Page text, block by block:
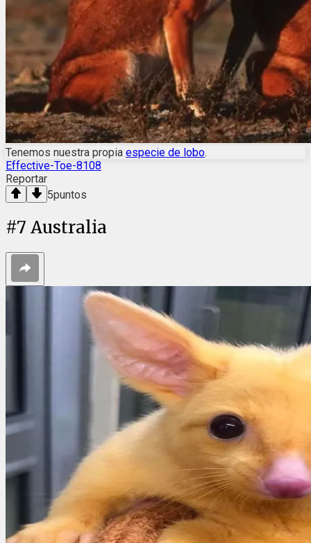
Tenemos nuestra propia especie de lobo.
Effective-Toe-8108
Reportar
5puntos
#7 Australia